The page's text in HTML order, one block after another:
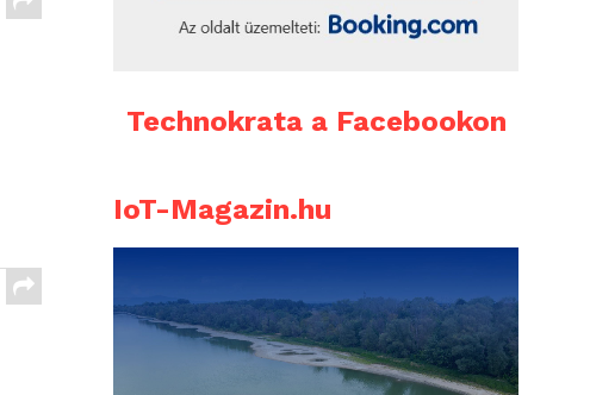
Technokrata a Facebookon
IoT-Magazin.hu